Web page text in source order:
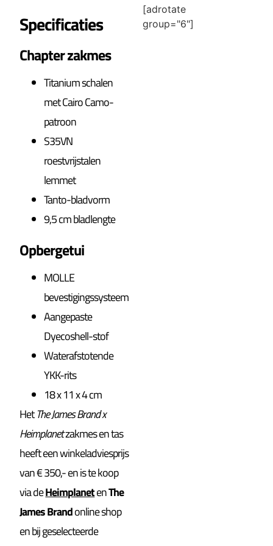
Specificaties
Chapter zakmes
Titanium schalen
met Cairo Camo-
patroon
S35VN
roestvrijstalen
lemmet
Tanto-bladvorm
9,5 cm bladlengte
Opbergetui
MOLLE
bevestigingssysteem
Aangepaste
Dyecoshell-stof
Waterafstotende
YKK-rits
18 x 11 x 4 cm
HetThe James Brand x
Heimplanetzakmes en tas
heeft een winkeladviesprijs
van € 350,- en is te koop
via deHeimplanetenThe
James Brandonline shop
en bij geselecteerde
[adrotate
group="6"]